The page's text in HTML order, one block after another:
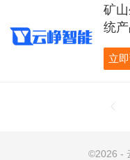
矿
统
立
©2026 -